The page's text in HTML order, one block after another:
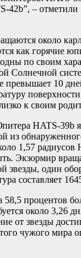
42b”, – отметили
около
как горячие
по своим
Солнечной
превышает 10
к своим
HATS-39b
из
1,57
Экзормир
звезды, один
составляет
процентов
около 3,26
от звезды
чужого мира